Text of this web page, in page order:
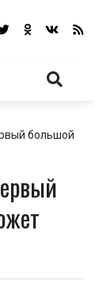
большой